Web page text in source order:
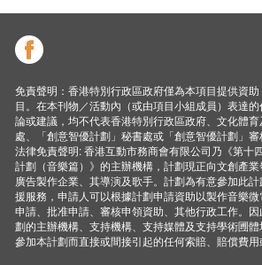
免責聲明：香港特別行政區政府僅為本項目提供資
目。在本刊物／活動內（或由項目小組成員）表達
論或建議，均不代表香港特別行政區政府、文化體
處、「創意智優計劃」秘書處或「創意智優計劃」審
法律免責聲明: 香港互動市務商會有限公司乃《第十
計劃（音樂篇）》的主辦機構，計劃現正向文創產
廣告製作企業、其導演及歌手。計劃為有意參加此
援服務，申請人可以根據計劃申請資助以製作音樂
申請、批准申請、審核申領資助、其他行政工作。
劃的主辦機構、支持機構、支持媒體及支持學術圑
參加本計劃而直接或間接引起的任何索賠、賠償費用